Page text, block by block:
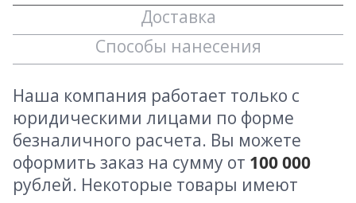
Доставка
Способы нанесения
Наша компания работает только с
юридическими лицами по форме
безналичного расчета. Вы можете
оформить заказ на сумму от 100 000
рублей. Некоторые товары имеют